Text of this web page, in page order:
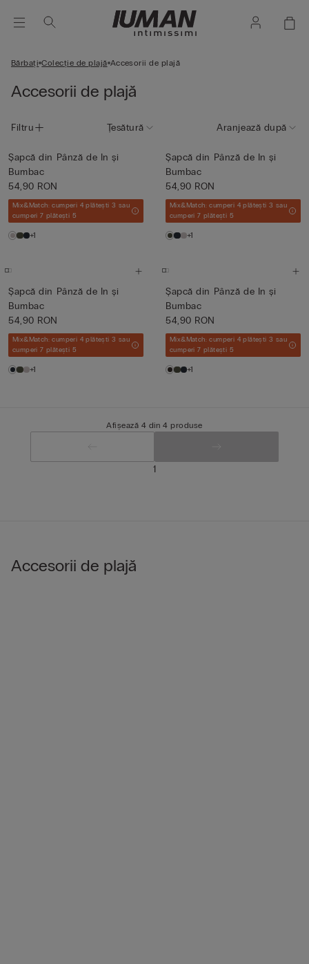
Bărbați Colecție de plajă Accesorii de plajă
Accesorii de plajă
Filtru Țesătură Aranjează după
Șapcă din Pânză de In și
Bumbac
54,90 RON
Mix&Match: cumperi 4 plătești 3 sau
cumperi 7 plătești 5
+1
Șapcă din Pânză de In și
Bumbac
54,90 RON
Mix&Match: cumperi 4 plătești 3 sau
cumperi 7 plătești 5
+1
Șapcă din Pânză de In și
Bumbac
54,90 RON
Mix&Match: cumperi 4 plătești 3 sau
cumperi 7 plătești 5
+1
Șapcă din Pânză de In și
Bumbac
54,90 RON
Mix&Match: cumperi 4 plătești 3 sau
cumperi 7 plătești 5
+1
Afișează 4 din 4 produse
1
Accesorii de plajă